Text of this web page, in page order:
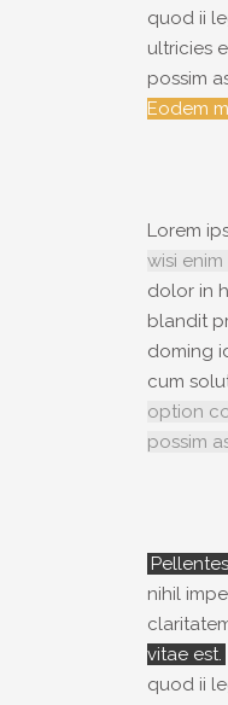
quod ii
ultricies
possim
Eodem
Lorem
wisi
dolor in
blandit
doming
cum
option
possim
nihil
vitae est.
quod ii